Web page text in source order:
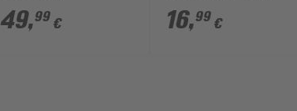
49,99 € 16,99 €